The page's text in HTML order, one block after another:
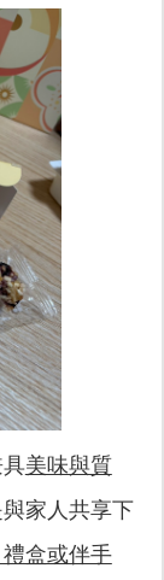
美味與質
家人共享下
盒或伴手